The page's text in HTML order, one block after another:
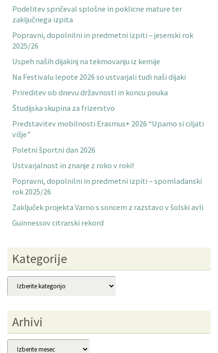
Podelitev spričeval splošne in poklicne mature ter
zaključnega izpita
Popravni, dopolnilni in predmetni izpiti – jesenski rok
2025/26
Uspeh naših dijakinj na tekmovanju iz kemije
Na Festivalu lepote 2026 so ustvarjali tudi naši dijaki
Prireditev ob dnevu državnosti in koncu pouka
Študijska skupina za frizerstvo
Predstavitev mobilnosti Erasmus+ 2026 “Upamo si ciljati
višje”
Poletni športni dan 2026
Ustvarjalnost in znanje z roko v roki!
Popravni, dopolnilni in predmetni izpiti – spomladanski
rok 2025/26
Zaključek projekta Varno s soncem z razstavo v šolski avli
Guinnessov citrarski rekord
Kategorije
Kategorije
Arhivi
Arhivi